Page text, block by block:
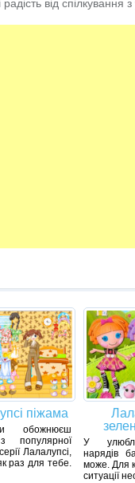
від
піжама
обожнюєш
популярної
Лалалупсі,
раз для тебе.
У
нарядів
може. Для
ситуації